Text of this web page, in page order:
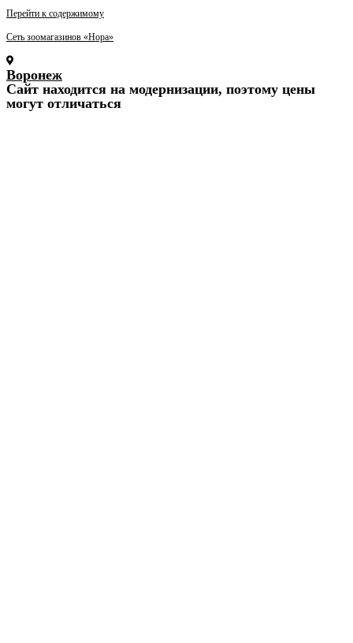
Перейти к содержимому
Сеть зоомагазинов «Нора»
Воронеж
Cайт находится на модернизации, поэтому цены
могут отличаться